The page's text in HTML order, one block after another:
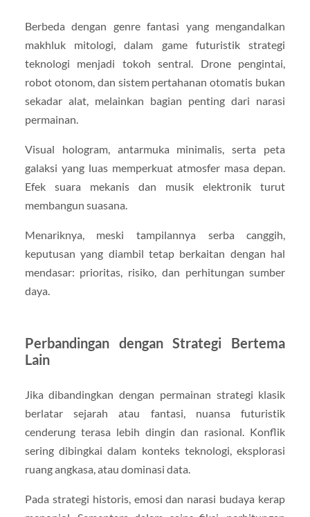
Berbeda dengan genre fantasi yang mengandalkan
makhluk mitologi, dalam game futuristik strategi
teknologi menjadi tokoh sentral. Drone pengintai,
robot otonom, dan sistem pertahanan otomatis bukan
sekadar alat, melainkan bagian penting dari narasi
permainan.
Visual hologram, antarmuka minimalis, serta peta
galaksi yang luas memperkuat atmosfer masa depan.
Efek suara mekanis dan musik elektronik turut
membangun suasana.
Menariknya, meski tampilannya serba canggih,
keputusan yang diambil tetap berkaitan dengan hal
mendasar: prioritas, risiko, dan perhitungan sumber
daya.
Perbandingan dengan Strategi Bertema
Lain
Jika dibandingkan dengan permainan strategi klasik
berlatar sejarah atau fantasi, nuansa futuristik
cenderung terasa lebih dingin dan rasional. Konflik
sering dibingkai dalam konteks teknologi, eksplorasi
ruang angkasa, atau dominasi data.
Pada strategi historis, emosi dan narasi budaya kerap